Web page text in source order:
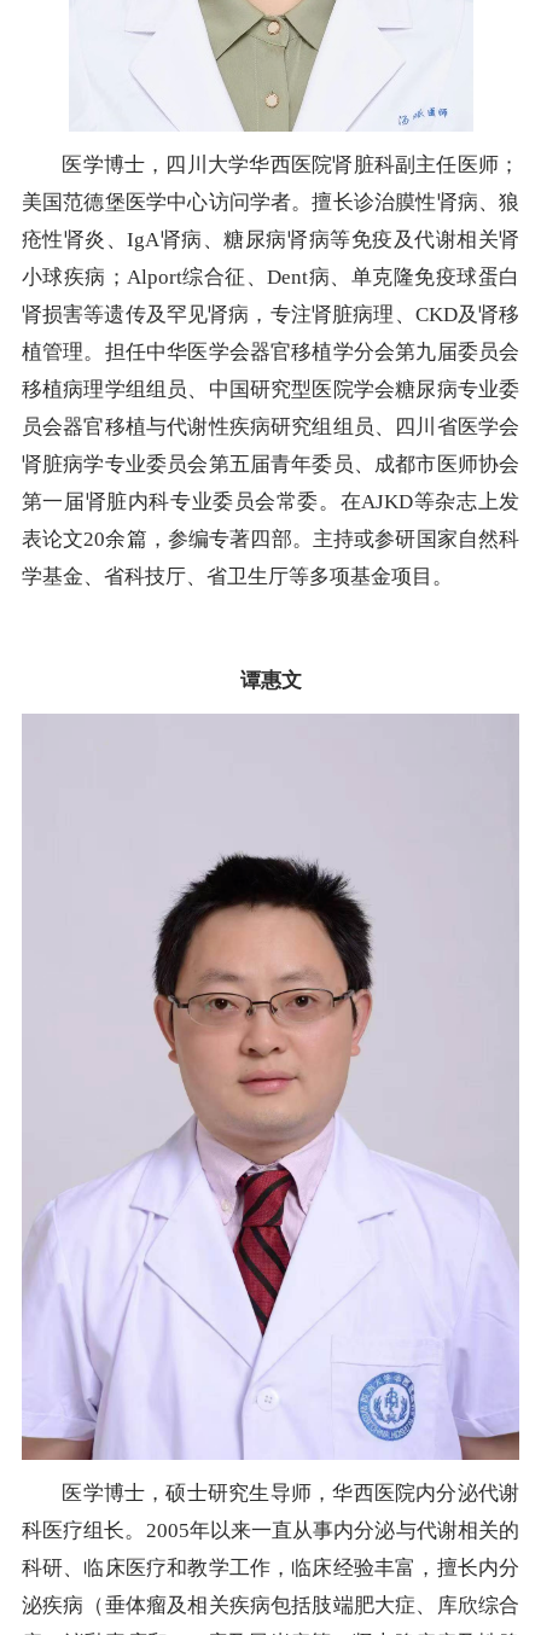
医学博士，四川大学华西医院肾脏科副主任医师；
美国范德堡医学中心访问学者。擅长诊治膜性肾病、狼
疮性肾炎、IgA肾病、糖尿病肾病等免疫及代谢相关肾
小球疾病；Alport综合征、Dent病、单克隆免疫球蛋白
肾损害等遗传及罕见肾病，专注肾脏病理、CKD及肾移
植管理。担任中华医学会器官移植学分会第九届委员会
移植病理学组组员、中国研究型医院学会糖尿病专业委
员会器官移植与代谢性疾病研究组组员、四川省医学会
肾脏病学专业委员会第五届青年委员、成都市医师协会
第一届肾脏内科专业委员会常委。在AJKD等杂志上发
表论文20余篇，参编专著四部。主持或参研国家自然科
学基金、省科技厅、省卫生厅等多项基金项目。
谭惠文
医学博士，硕士研究生导师，华西医院内分泌代谢
科医疗组长。2005年以来一直从事内分泌与代谢相关的
科研、临床医疗和教学工作，临床经验丰富，擅长内分
泌疾病（垂体瘤及相关疾病包括肢端肥大症、库欣综合